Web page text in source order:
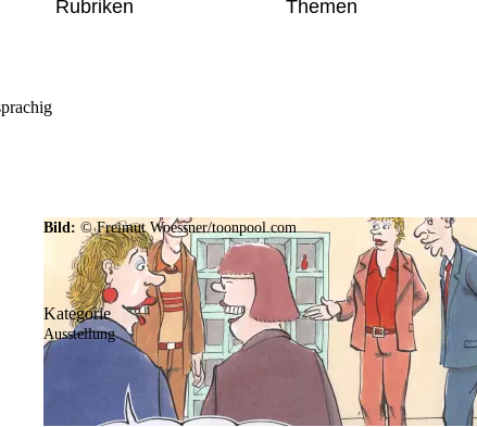
Rubriken Themen
Bild:© Freimut Woessner/toonpool.com
Kategorie
Ausstellung